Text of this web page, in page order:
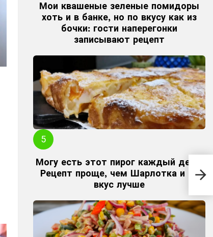
не
Мои квашеные зеленые помидоры
хоть и в банке, но по вкусу как из
бочки: гости наперегонки
записывают рецепт
Могу есть этот пирог каждый день.
Рецепт проще, чем Шарлотка и на
вкус лучше